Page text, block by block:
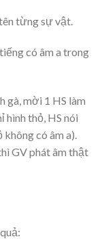
từng sự vật.
có âm a trong
gà, mời 1 HS làm
hình thỏ, HS nói
có âm a).
GV phát âm thật